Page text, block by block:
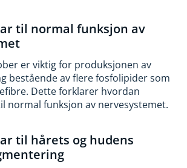
til normal funksjon av
er viktig for produksjonen av
bestående av flere fosfolipider som
Dette forklarer hvordan
normal funksjon av nervesystemet.
til hårets og hudens